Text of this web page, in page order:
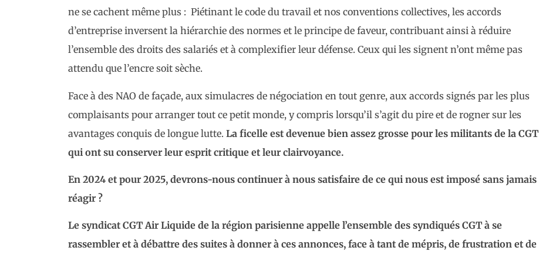
ne se cachent même plus : Piétinant le code du travail et nos conventions collectives, les accords
d’entreprise inversent la hiérarchie des normes et le principe de faveur, contribuant ainsi à réduire
l’ensemble des droits des salariés et à complexifier leur défense. Ceux qui les signent n’ont même pas
attendu que l’encre soit sèche.
Face à des NAO de façade, aux simulacres de négociation en tout genre, aux accords signés par les plus
complaisants pour arranger tout ce petit monde, y compris lorsqu’il s’agit du pire et de rogner sur les
avantages conquis de longue lutte. La ficelle est devenue bien assez grosse pour les militants de la CGT
qui ont su conserver leur esprit critique et leur clairvoyance.
En 2024 et pour 2025, devrons-nous continuer à nous satisfaire de ce qui nous est imposé sans jamais
réagir ?
Le syndicat CGT Air Liquide de la région parisienne appelle l’ensemble des syndiqués CGT à se
rassembler et à débattre des suites à donner à ces annonces, face à tant de mépris, de frustration et de